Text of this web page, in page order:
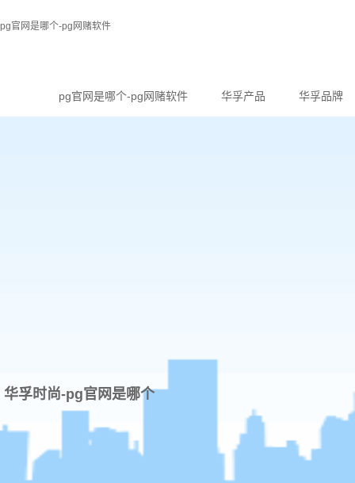
pg官网是哪个-pg网赌软件
pg官网是哪个-pg网赌软件 华孚产品 华孚品牌
华孚时尚-pg官网是哪个